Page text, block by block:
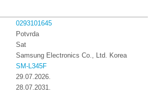
0293101645
Potvrda
Sat
Samsung Electronics Co., Ltd. Korea
SM-L345F
29.07.2026.
28.07.2031.